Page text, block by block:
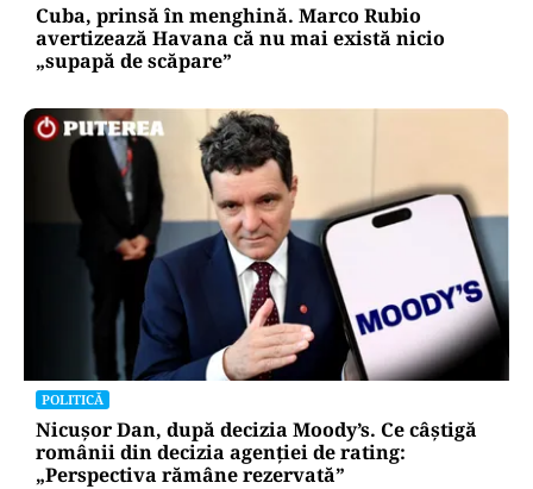
Cuba, prinsă în menghină. Marco Rubio
avertizează Havana că nu mai există nicio
„supapă de scăpare”
POLITICĂ
Nicușor Dan, după decizia Moody’s. Ce câștigă
românii din decizia agenției de rating:
„Perspectiva rămâne rezervată”